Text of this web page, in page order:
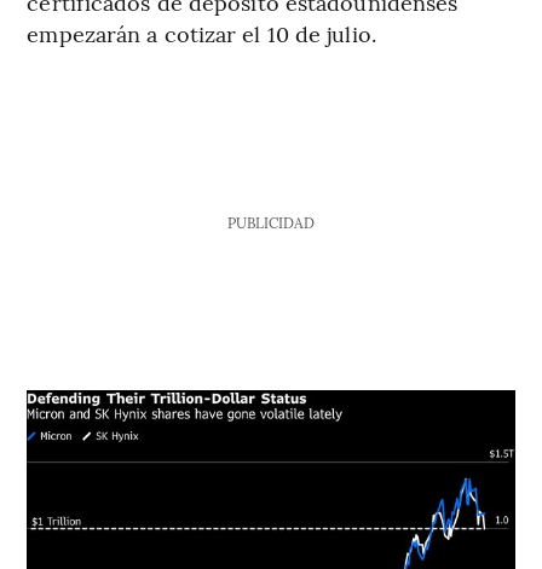
empezarán a cotizar el 10 de julio.
PUBLICIDAD